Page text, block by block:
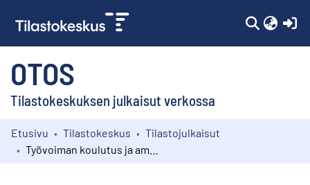
OTOS
Tilastokeskuksen julkaisut verkossa
Kokoelmat
Etusivu Tilastokeskus
Tilastojulkaisut